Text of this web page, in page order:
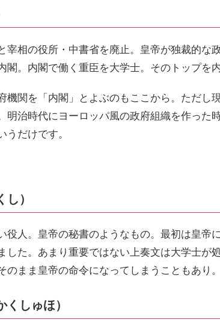
宰相の役所・中書省を廃止。皇帝が独裁的な
閣。内閣で働く重臣を大学士。そのトップを
機関を「内閣」とよぶのもここから。ただし
明治時代にヨーロッパ風の政府組織を作った
うだけです。
）
役人。皇帝の秘書のようなもの。最初は皇帝
した。あまり重要ではない上奏文は大学士が
のまま皇帝の命令になってしまうこともあり
しゅほ）